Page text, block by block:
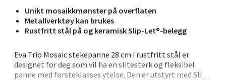
Unikt mosaikkmønster på overflaten
Metallverktøy kan brukes
Rustfritt stål på og keramisk Slip-Let®-belegg
Eva Trio Mosaic stekepanne 28 cm i rustfritt stål er
designet for deg som vil ha en slitesterk og fleksibel
panne med førsteklasses ytelse. Den er utstyrt med Slip-
Bergen - Oasen Senter
Folke Bernadottes vei 52, 5147 Fyllingsdalen
Åpent i dag 10-21